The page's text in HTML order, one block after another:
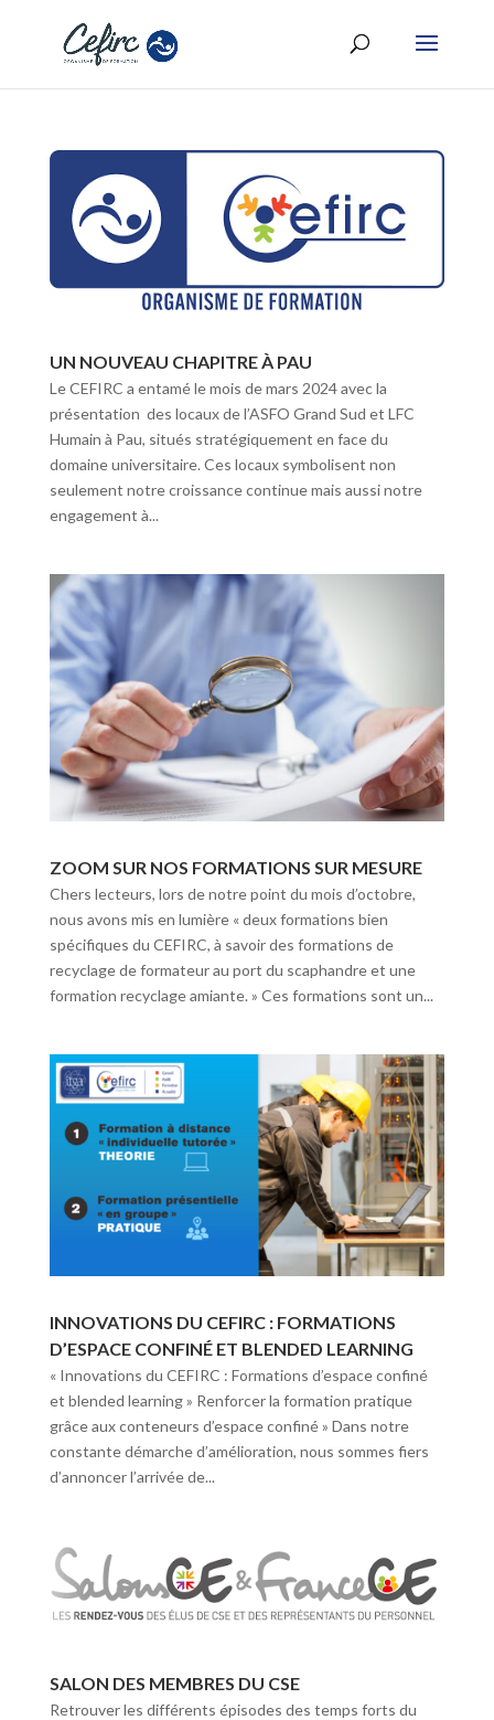
UN NOUVEAU CHAPITRE À PAU
Le CEFIRC a entamé le mois de mars 2024 avec la
présentation des locaux de l’ASFO Grand Sud et LFC
Humain à Pau, situés stratégiquement en face du
domaine universitaire. Ces locaux symbolisent non
seulement notre croissance continue mais aussi notre
engagement à...
ZOOM SUR NOS FORMATIONS SUR MESURE
Chers lecteurs, lors de notre point du mois d’octobre,
nous avons mis en lumière « deux formations bien
spécifiques du CEFIRC, à savoir des formations de
recyclage de formateur au port du scaphandre et une
formation recyclage amiante. » Ces formations sont un...
INNOVATIONS DU CEFIRC : FORMATIONS
D’ESPACE CONFINÉ ET BLENDED LEARNING
« Innovations du CEFIRC : Formations d’espace confiné
et blended learning » Renforcer la formation pratique
grâce aux conteneurs d’espace confiné » Dans notre
constante démarche d’amélioration, nous sommes fiers
d’annoncer l’arrivée de...
SALON DES MEMBRES DU CSE
Retrouver les différents épisodes des temps forts du